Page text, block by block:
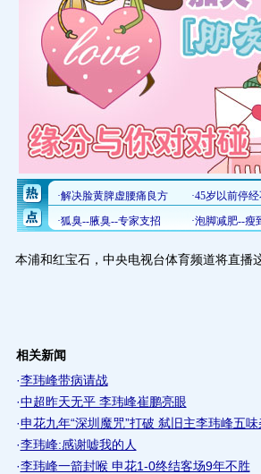
本浦和红宝石，中央电视台体育频道将直播
相关新闻
·李玮峰带病请战
·中超昨天无平 李玮峰崔鹏亮眼
·申花九年“深圳魔咒”打破 弑旧主李玮峰五
·李玮峰:感谢嘘我的人
·李玮峰一箭封喉 申花1-0终结客场9年不胜